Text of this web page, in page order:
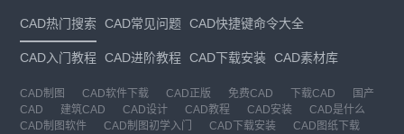
CAD热门搜索 CAD常见问题 CAD快捷键命令大全
CAD入门教程 CAD进阶教程 CAD下载安装 CAD素材库
CAD制图 CAD软件下载 CAD正版 免费CAD 下载CAD
国产
CAD
建筑CAD CAD设计 CAD教程 CAD安装
CAD是什么
CAD制图软件
CAD制图初学入门 CAD下载安装
CAD图纸下载